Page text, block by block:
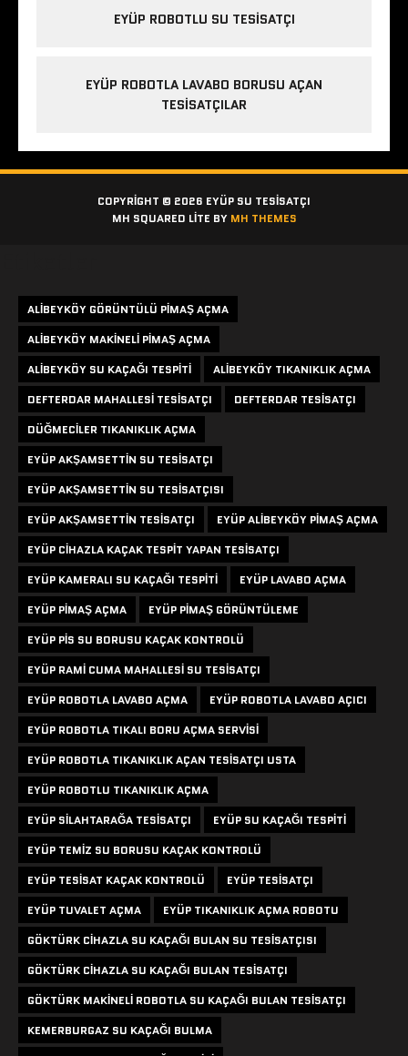
EYÜP ROBOTLU SU TESISATÇI
EYÜP ROBOTLA LAVABO BORUSU AÇAN
TESISATÇILAR
COPYRIGHT © 2026 EYÜP SU TESISATÇI
MH SQUARED LITE BY MH THEMES
ALIBEYKÖY GÖRÜNTÜLÜ PIMAŞ AÇMA
ALIBEYKÖY MAKINELI PIMAŞ AÇMA
ALIBEYKÖY SU KAÇAĞI TESPITI
ALIBEYKÖY TIKANIKLIK AÇMA
DEFTERDAR MAHALLESI TESISATÇI
DEFTERDAR TESISATÇI
DÜĞMECILER TIKANIKLIK AÇMA
EYÜP AKŞAMSETTIN SU TESISATÇI
EYÜP AKŞAMSETTIN SU TESISATÇISI
EYÜP AKŞAMSETTIN TESISATÇI
EYÜP ALIBEYKÖY PIMAŞ AÇMA
EYÜP CIHAZLA KAÇAK TESPIT YAPAN TESISATÇI
EYÜP KAMERALI SU KAÇAĞI TESPITI
EYÜP LAVABO AÇMA
EYÜP PIMAŞ AÇMA
EYÜP PIMAŞ GÖRÜNTÜLEME
EYÜP PIS SU BORUSU KAÇAK KONTROLÜ
EYÜP RAMI CUMA MAHALLESI SU TESISATÇI
EYÜP ROBOTLA LAVABO AÇMA
EYÜP ROBOTLA LAVABO AÇICI
EYÜP ROBOTLA TIKALI BORU AÇMA SERVISI
EYÜP ROBOTLA TIKANIKLIK AÇAN TESISATÇI USTA
EYÜP ROBOTLU TIKANIKLIK AÇMA
EYÜP SILAHTARAĞA TESISATÇI
EYÜP SU KAÇAĞI TESPITI
EYÜP TEMIZ SU BORUSU KAÇAK KONTROLÜ
EYÜP TESISAT KAÇAK KONTROLÜ
EYÜP TESISATÇI
EYÜP TUVALET AÇMA
EYÜP TIKANIKLIK AÇMA ROBOTU
GÖKTÜRK CIHAZLA SU KAÇAĞI BULAN SU TESISATÇISI
GÖKTÜRK CIHAZLA SU KAÇAĞI BULAN TESISATÇI
GÖKTÜRK MAKINELI ROBOTLA SU KAÇAĞI BULAN TESISATÇI
KEMERBURGAZ SU KAÇAĞI BULMA